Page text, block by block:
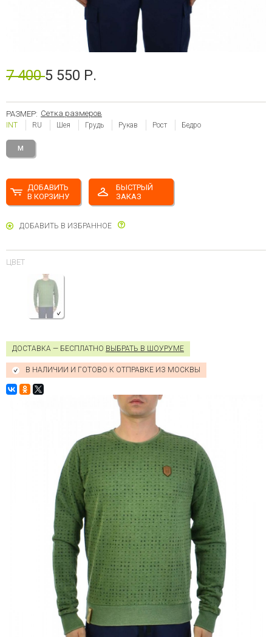
7 4005 550 Р.
РАЗМЕР: Сетка размеров
INT RU Шея Грудь Рукав Рост Бедро
M
ДОБАВИТЬ
В КОРЗИНУ
БЫСТРЫЙ
ЗАКАЗ
ДОБАВИТЬ В ИЗБРАННОЕ
ЦВЕТ
ДОСТАВКА — БЕСПЛАТНО ВЫБРАТЬ В ШОУРУМЕ
В НАЛИЧИИ И ГОТОВО К ОТПРАВКЕ ИЗ МОСКВЫ